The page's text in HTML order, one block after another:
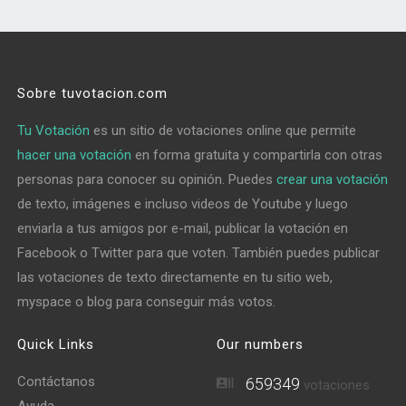
Sobre tuvotacion.com
Tu Votación es un sitio de votaciones online que permite
hacer una votación en forma gratuita y compartirla con otras
personas para conocer su opinión. Puedescrear una votación
de texto, imágenes e incluso videos de Youtube y luego
enviarla a tus amigos por e-mail, publicar la votación en
Facebook o Twitter para que voten. También puedes publicar
las votaciones de texto directamente en tu sitio web,
myspace o blog para conseguir más votos.
Quick Links
Contáctanos
Our numbers
659349 votaciones